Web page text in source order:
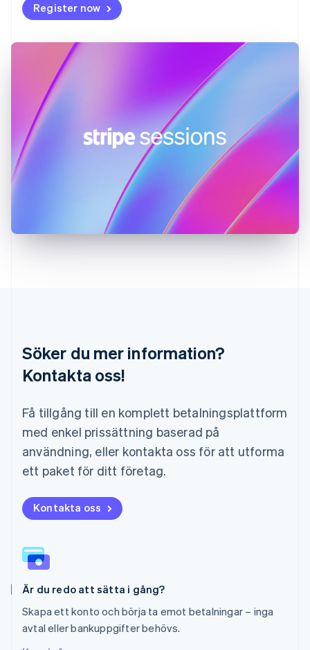
Register now
Söker du mer information?
Kontakta oss!
Få tillgång till en komplett betalningsplattform
med enkel prissättning baserad på
användning, eller kontakta oss för att utforma
ett paket för ditt företag.
Kontakta oss
Är du redo att sätta i gång?
Skapa ett konto och börja ta emot betalningar – inga
avtal eller bankuppgifter behövs.
English
English
Irland
English
Italien
Italiano
Japan
Liechtenstein
DeutschEnglish
English
Mexiko
EspañolEnglish
NederlandsEnglish
Norge
English
Nya Zeeland
English
Polen
Portugal
PortuguêsEnglish
English
Schweiz
Singapore
Slovakien
English